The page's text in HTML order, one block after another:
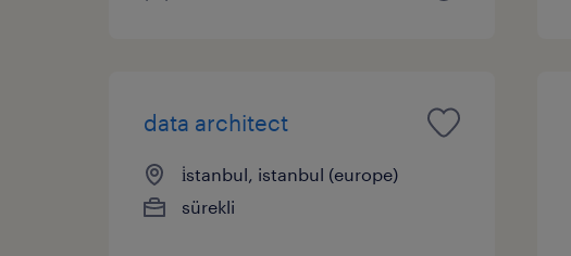
data architect
i̇stanbul, istanbul (europe)
sürekli